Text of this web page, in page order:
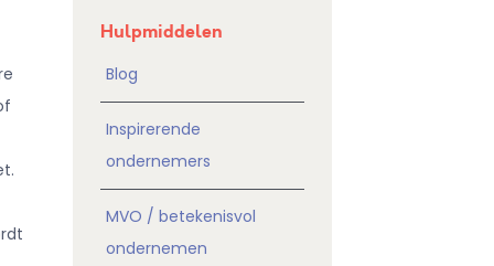
Hulpmiddelen
Blog
Inspirerende
ondernemers
MVO / betekenisvol
ondernemen